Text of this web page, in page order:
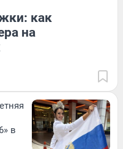
как
на
в